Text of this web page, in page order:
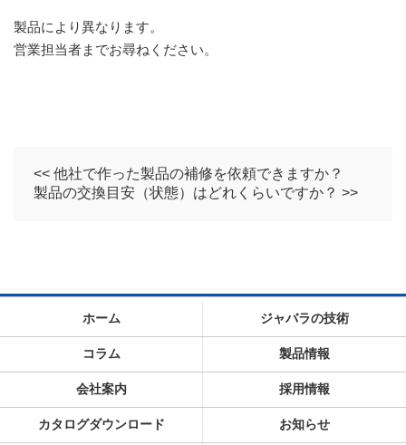
製品により異なります。
営業担当者までお尋ねください。
<< 他社で作った製品の補修を依頼できますか？
製品の交換目安（状態）はどれくらいですか？ >>
ホーム ジャバラの技術
コラム 製品情報
会社案内 採用情報
カタログダウンロード お知らせ